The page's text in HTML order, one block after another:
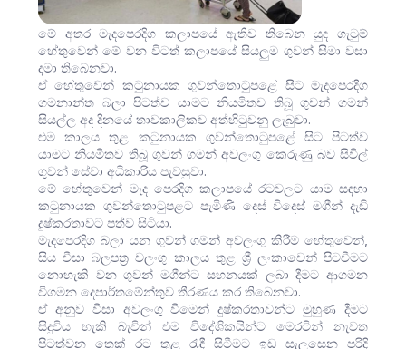
මේ අතර මැදපෙරදිග කලාපයේ ඇතිව තිබෙන යුද ගැටුම්
හේතුවෙන් මේ වන විටත් කලාපයේ සියලුම ගුවන් සීමා වසා
දමා තිබෙනවා.
ඒ හේතුවෙන් කටුනායක ගුවන්තොටුපළේ සිට මැදපෙරදිග
ගමනාන්ත බලා පිටත්ව යාමට නියමිතව තිබූ ගුවන් ගමන්
සියල්ල අද දිනයේ තාවකාලිකව අත්හිටුවනු ලැබුවා.
එම කාලය තුළ කටුනායක ගුවන්තොටුපළේ සිට පිටත්ව
යාමට නියමිතව තිබූ ගුවන් ගමන් අවලංගු කෙරුණු බව සිවිල්
ගුවන් සේවා අධිකාරිය පැවසුවා.
මේ හේතුවෙන් මැද පෙරදිග කලාපයේ රටවලට යාම සඳහා
කටුනායක ගුවන්තොටුපළට පැමිණි දෙස් විදෙස් මගීන් දැඩි
දුෂ්කරතාවට පත්ව සිටියා.
මැදපෙරදිග බලා යන ගුවන් ගමන් අවලංගු කිරීම හේතුවෙන්,
සිය වීසා බලපත්‍ර වලංගු කාලය තුළ ශ්‍රී ලංකාවෙන් පිටවීමට
නොහැකි වන ගුවන් මගීන්ට සහනයක් ලබා දීමට ආගමන
විගමන දෙපාර්තමේන්තුව තීරණය කර තිබෙනවා.
ඒ අනුව වීසා අවලංගු වීමෙන් දුෂ්කරතාවන්ට මුහුණ දීමට
සිදුවිය හැකි බැවින් එම විදේශිකයින්ට මෙරටින් නැවත
පිටත්වන තෙක් රට තුළ රැඳී සිටීමට ඉඩ සැලසෙන පරිදි